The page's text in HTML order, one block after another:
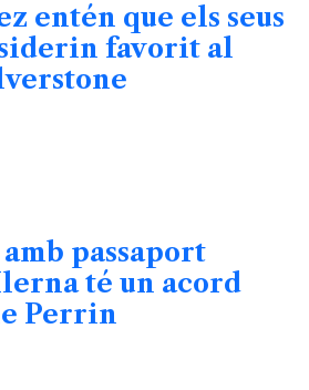
entén que els seus
favorit al
passaport
té un acord
Perrin